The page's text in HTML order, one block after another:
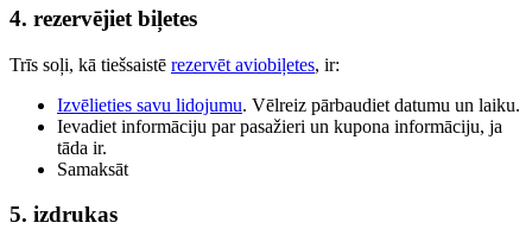
4. rezervējiet biļetes
Trīs soļi, kā tiešsaistē rezervēt aviobiļetes, ir:
Izvēlieties savu lidojumu. Vēlreiz pārbaudiet datumu un laiku.
Ievadiet informāciju par pasažieri un kupona informāciju, ja
tāda ir.
Samaksāt
5. izdrukas